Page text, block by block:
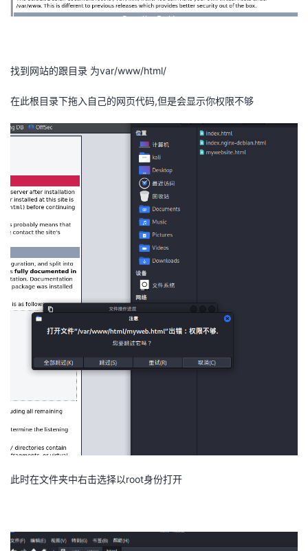
者
课
的
证
我
实
验
的
收
藏
支
持
建
议
找到网站的跟目录 为var/www/html/
在此根目录下拖入自己的网页代码,但是会显示你权限不够
此时在文件夹中右击选择以root身份打开